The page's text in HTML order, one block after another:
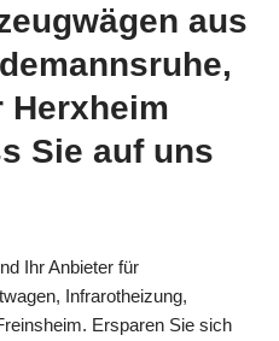
aus
Herxheim
Sie auf uns
Ihr Anbieter für
Infrarotheizung,
Ersparen Sie sich